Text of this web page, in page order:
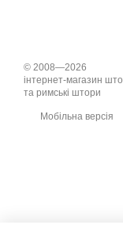
© 2008—2026
інтернет-магазин
та римські штори
Мобільна версія